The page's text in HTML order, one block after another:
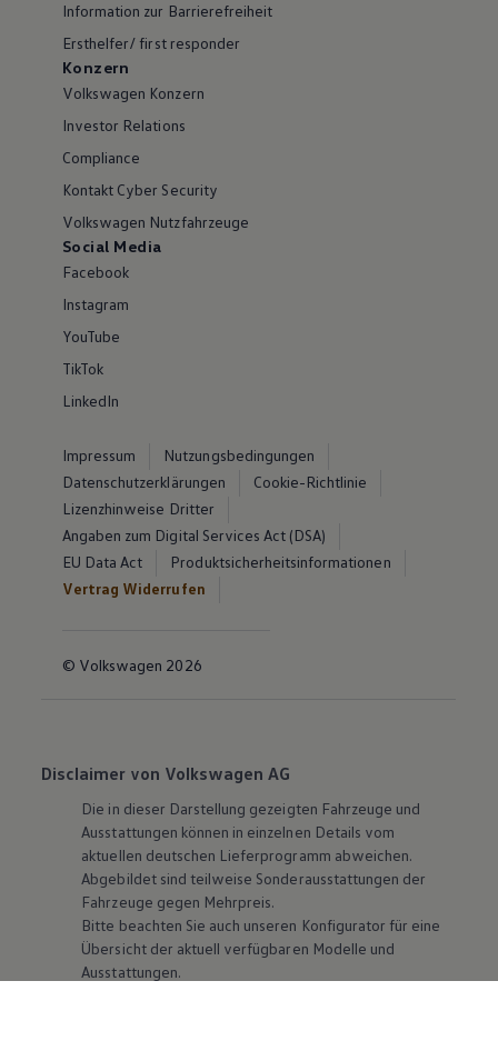
Information zur Barrierefreiheit
Ersthelfer/ first responder
Konzern
Volkswagen Konzern
Investor Relations
Compliance
Kontakt Cyber Security
Volkswagen Nutzfahrzeuge
Social Media
Facebook
Instagram
YouTube
TikTok
LinkedIn
Impressum
Nutzungsbedingungen
Datenschutzerklärungen
Cookie-Richtlinie
Lizenzhinweise Dritter
Angaben zum Digital Services Act (DSA)
EU Data Act
Produktsicherheitsinformationen
Vertrag Widerrufen
© Volkswagen 2026
Disclaimer von Volkswagen AG
Die in dieser Darstellung gezeigten Fahrzeuge und
Ausstattungen können in einzelnen Details vom
aktuellen deutschen Lieferprogramm abweichen.
Abgebildet sind teilweise Sonderausstattungen der
Fahrzeuge gegen Mehrpreis.
Bitte beachten Sie auch unseren Konfigurator für eine
Übersicht der aktuell verfügbaren Modelle und
Ausstattungen.